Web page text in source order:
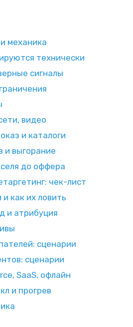
механика
технически
сигналы
видео
и каталоги
и выгорание
до оффера
чек-лист
как их ловить
и атрибуция
сценарии
сценарии
SaaS, офлайн
и прогрев